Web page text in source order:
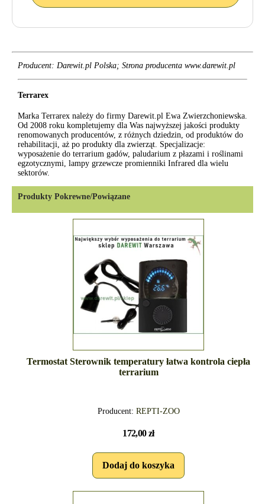
Producent: Darewit.pl Polska; Strona producenta www.darewit.pl
Terrarex
Marka Terrarex należy do firmy Darewit.pl Ewa Zwierzchoniewska.
Od 2008 roku kompletujemy dla Was najwyższej jakości produkty
renomowanych producentów, z różnych dziedzin, od produktów do
rehabilitacji, aż po produkty dla zwierząt. Specjalizacje:
wyposażenie do terrarium gadów, paludarium z płazami i roślinami
egzotycznymi, lampy grzewcze promienniki Infrared dla wielu
sektorów.
Produkty Pokrewne/Powiązane
Termostat Sterownik temperatury łatwa kontrola ciepła
terrarium
Producent: REPTI-ZOO
172,00 zł